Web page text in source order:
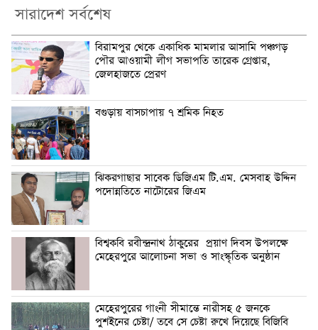
সারাদেশ সর্বশেষ
বিরামপুর থেকে একাধিক মামলার আসামি পঞ্চগড়
পৌর আওয়ামী লীগ সভাপতি তারেক গ্রেপ্তার,
জেলহাজতে প্রেরণ
বগুড়ায় বাসচাপায় ৭ শ্রমিক নিহত
ঝিকরগাছার সাবেক ডিজিএম টি.এম. মেসবাহ উদ্দিন
পদোন্নতিতে নাটোরের জিএম
বিশ্বকবি রবীন্দ্রনাথ ঠাকুরের প্রয়াণ দিবস উপলক্ষে
মেহেরপুরে আলোচনা সভা ও সাংস্কৃতিক অনুষ্ঠান
মেহেরপুরের গাংনী সীমান্তে নারীসহ ৫ জনকে
পুশইনের চেষ্টা/ তবে সে চেষ্টা রুখে দিয়েছে বিজিবি